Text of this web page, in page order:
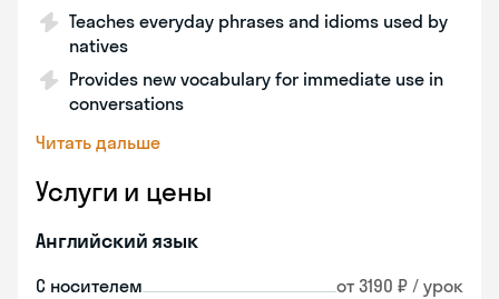
Teaches everyday phrases and idioms used by
natives
Provides new vocabulary for immediate use in
conversations
Читать дальше
Услуги и цены
Английский язык
С носителем от 3190 ₽ / урок